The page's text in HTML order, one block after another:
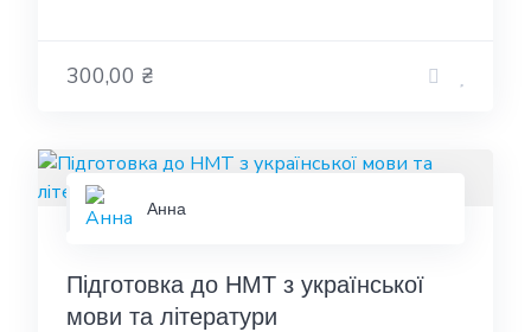
300,00 ₴
Анна
Підготовка до НМТ з української
мови та літератури